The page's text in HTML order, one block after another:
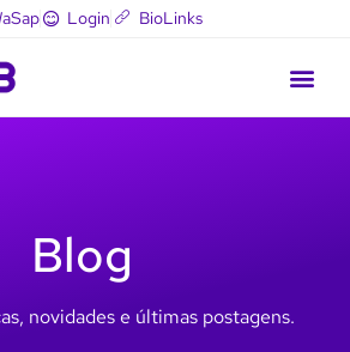
Login BioLinks
Blog
novidades e últimas postagens.